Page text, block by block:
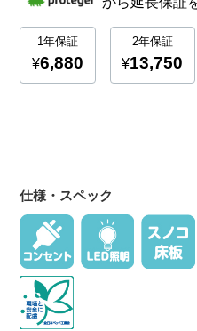
仕様・スペック